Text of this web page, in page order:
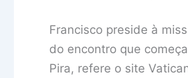
Francisco preside à
do encontro que
Pira, refere o site